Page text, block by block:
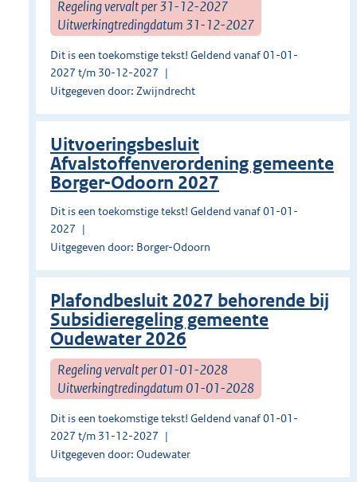
Regeling vervalt per 31-12-2027
Uitwerkingtredingdatum 31-12-2027
Dit is een toekomstige tekst! Geldend vanaf 01-01-
2027 t/m 30-12-2027
Uitgegeven door: Zwijndrecht
Uitvoeringsbesluit
Afvalstoffenverordening gemeente
Borger-Odoorn 2027
Dit is een toekomstige tekst! Geldend vanaf 01-01-
2027
Uitgegeven door: Borger-Odoorn
Plafondbesluit 2027 behorende bij
Subsidieregeling gemeente
Oudewater 2026
Regeling vervalt per 01-01-2028
Uitwerkingtredingdatum 01-01-2028
Dit is een toekomstige tekst! Geldend vanaf 01-01-
2027 t/m 31-12-2027
Uitgegeven door: Oudewater